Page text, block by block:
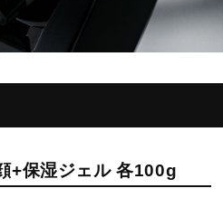
+保湿ジェル 各100g